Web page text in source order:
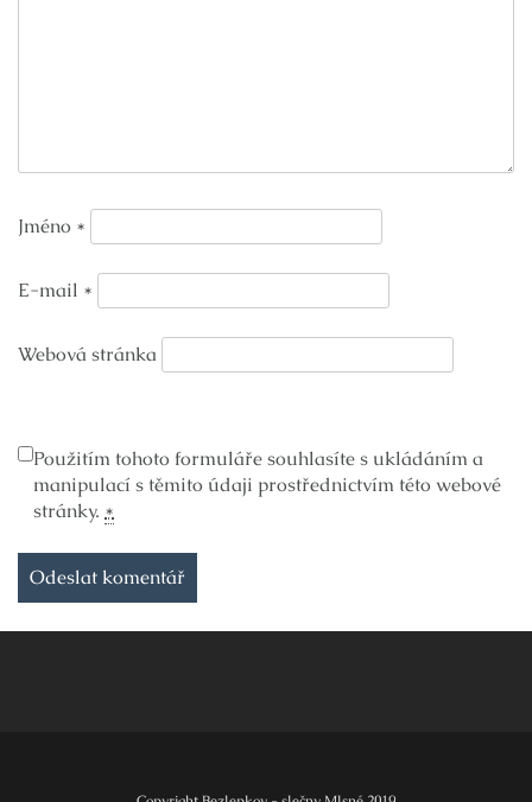
Jméno *
E-mail *
Webová stránka
Použitím tohoto formuláře souhlasíte s ukládáním a
manipulací s těmito údaji prostřednictvím této webové
stránky. *